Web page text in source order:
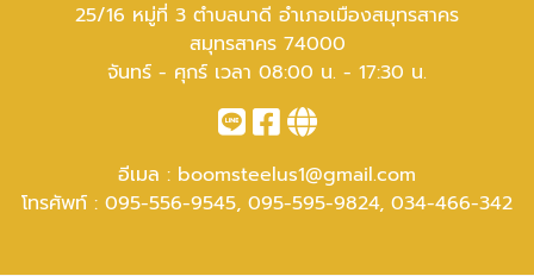
25/16 หมู่ที่ 3 ตำบลนาดี อำเภอเมืองสมุทรสาคร
สมุทรสาคร 74000
จันทร์ - ศุกร์ เวลา 08:00 น. - 17:30 น.
อีเมล : boomsteelus1@gmail.com
โทรศัพท์ : 095-556-9545, 095-595-9824, 034-466-342